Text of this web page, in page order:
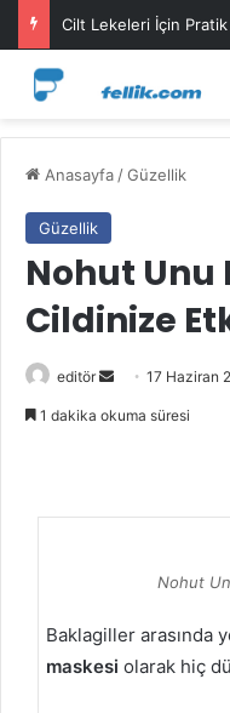
Cilt Lekeleri İçin
Anasayfa /Güzellik
Güzellik
Nohut Unu
Cildinize
editör
Bir
17 Haziran
1 dakika okuma süresi
Nohut
Baklagiller arasında
maskesi olarak hiç